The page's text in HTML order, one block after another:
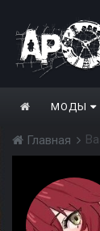
МОДЫ
Главная